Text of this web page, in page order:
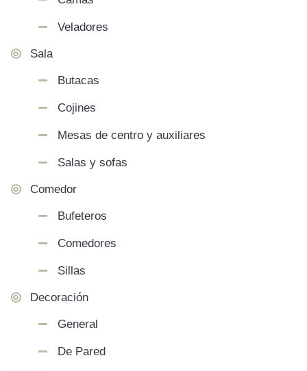
Veladores
Sala
Butacas
Cojines
Mesas de centro y auxiliares
Salas y sofas
Comedor
Bufeteros
Comedores
Sillas
Decoración
General
De Pared